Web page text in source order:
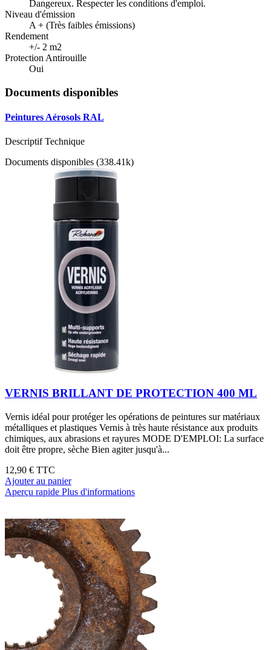
Dangereux. Respecter les conditions d'emploi.
Niveau d'émission
A + (Très faibles émissions)
Rendement
+/- 2 m2
Protection Antirouille
Oui
Documents disponibles
Peintures Aérosols RAL
Descriptif Technique
Documents disponibles (338.41k)
VERNIS BRILLANT DE PROTECTION 400 ML
Vernis idéal pour protéger les opérations de peintures sur matériaux
métalliques et plastiques Vernis à très haute résistance aux produits
chimiques, aux abrasions et rayures MODE D'EMPLOI: La surface
doit être propre, sèche Bien agiter jusqu'à...
12,90 € TTC
Ajouter au panier
Aperçu rapide Plus d'informations